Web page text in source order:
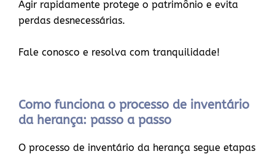
Agir rapidamente protege o patrimônio e evita
perdas desnecessárias.
Fale conosco e resolva com tranquilidade!
Como funciona o processo de inventário
da herança: passo a passo
O processo de inventário da herança segue etapas